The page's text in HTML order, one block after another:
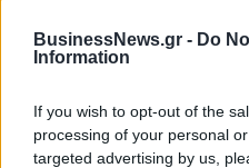
BusinessNews.gr - Do
Information
If you wish to opt-out of the
processing of your personal
targeted advertising by us,
06/08/2026 - 13:05 ΕΠΙΧΕΙΡΗΣΕΙΣ
κορυφαία σχέση
06/08/2026 - 12:55 ΕΠΙΧΕΙΡΗΣΕΙΣ